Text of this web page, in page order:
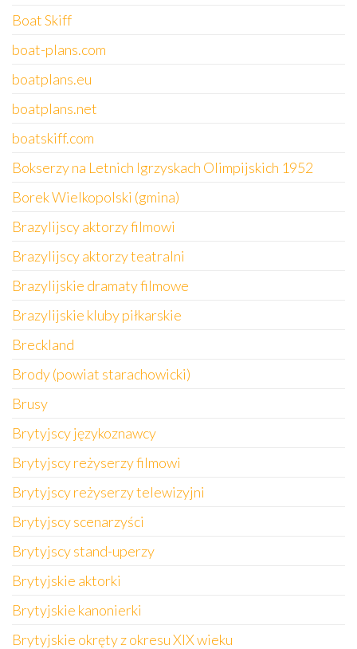
Boat Skiff
boat-plans.com
boatplans.eu
boatplans.net
boatskiff.com
Bokserzy na Letnich Igrzyskach Olimpijskich 1952
Borek Wielkopolski (gmina)
Brazylijscy aktorzy filmowi
Brazylijscy aktorzy teatralni
Brazylijskie dramaty filmowe
Brazylijskie kluby piłkarskie
Breckland
Brody (powiat starachowicki)
Brusy
Brytyjscy językoznawcy
Brytyjscy reżyserzy filmowi
Brytyjscy reżyserzy telewizyjni
Brytyjscy scenarzyści
Brytyjscy stand-uperzy
Brytyjskie aktorki
Brytyjskie kanonierki
Brytyjskie okręty z okresu XIX wieku